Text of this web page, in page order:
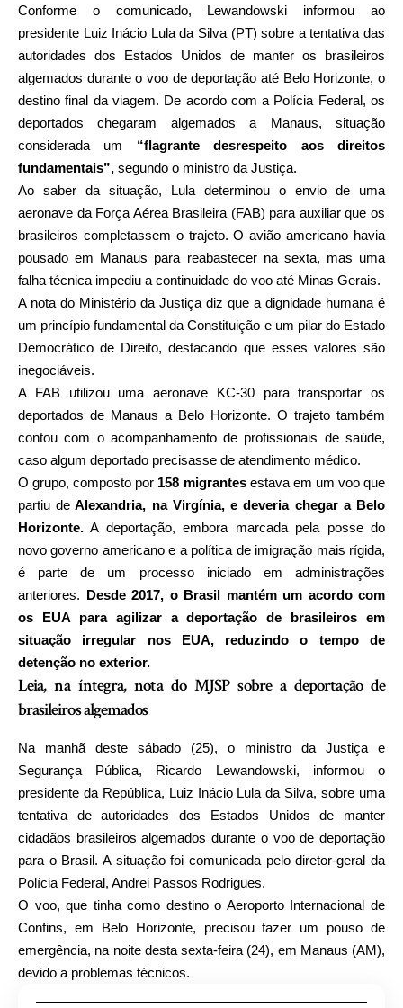
Conforme o comunicado, Lewandowski informou ao
presidente Luiz Inácio Lula da Silva (PT) sobre a tentativa das
autoridades dos Estados Unidos de manter os brasileiros
algemados durante o voo de deportação até Belo Horizonte, o
destino final da viagem. De acordo com a Polícia Federal, os
deportados chegaram algemados a Manaus, situação
considerada um “flagrante desrespeito aos direitos
fundamentais”, segundo o ministro da Justiça.
Ao saber da situação, Lula determinou o envio de uma
aeronave da Força Aérea Brasileira (FAB) para auxiliar que os
brasileiros completassem o trajeto. O avião americano havia
pousado em Manaus para reabastecer na sexta, mas uma
falha técnica impediu a continuidade do voo até Minas Gerais.
A nota do Ministério da Justiça diz que a dignidade humana é
um princípio fundamental da Constituição e um pilar do Estado
Democrático de Direito, destacando que esses valores são
inegociáveis.
A FAB utilizou uma aeronave KC-30 para transportar os
deportados de Manaus a Belo Horizonte. O trajeto também
contou com o acompanhamento de profissionais de saúde,
caso algum deportado precisasse de atendimento médico.
O grupo, composto por 158 migrantesestava em um voo que
partiu de Alexandria, na Virgínia, e deveria chegar a Belo
Horizonte. A deportação, embora marcada pela posse do
novo governo americano e a política de imigração mais rígida,
é parte de um processo iniciado em administrações
anteriores.
Desde 2017, o Brasil mantém um acordo com
os EUA para agilizar a deportação de brasileiros em
situação irregular nos EUA, reduzindo o tempo de
detenção no exterior.
Leia, na íntegra, nota do MJSP sobre a deportação de
brasileiros algemados
Na manhã deste sábado (25), o ministro da Justiça e
Segurança Pública, Ricardo Lewandowski, informou o
presidente da República, Luiz Inácio Lula da Silva, sobre uma
tentativa de autoridades dos Estados Unidos de manter
cidadãos brasileiros algemados durante o voo de deportação
para o Brasil. A situação foi comunicada pelo diretor-geral da
Polícia Federal, Andrei Passos Rodrigues.
O voo, que tinha como destino o Aeroporto Internacional de
Confins, em Belo Horizonte, precisou fazer um pouso de
emergência, na noite desta sexta-feira (24), em Manaus (AM),
devido a problemas técnicos.